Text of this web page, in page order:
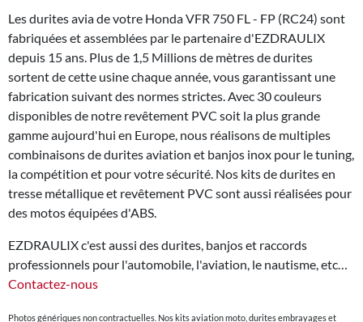
Les durites avia de votre Honda VFR 750 FL - FP (RC24) sont
fabriquées et assemblées par le partenaire d'EZDRAULIX
depuis 15 ans. Plus de 1,5 Millions de mètres de durites
sortent de cette usine chaque année, vous garantissant une
fabrication suivant des normes strictes. Avec 30 couleurs
disponibles de notre revêtement PVC soit la plus grande
gamme aujourd'hui en Europe, nous réalisons de multiples
combinaisons de durites aviation et banjos inox pour le tuning,
la compétition et pour votre sécurité. Nos kits de durites en
tresse métallique et revêtement PVC sont aussi réalisées pour
des motos équipées d'ABS.
EZDRAULIX c'est aussi des durites, banjos et raccords
professionnels pour l'automobile, l'aviation, le nautisme, etc…
Contactez-nous
Photos génériques non contractuelles. Nos kits aviation moto, durites embrayages et